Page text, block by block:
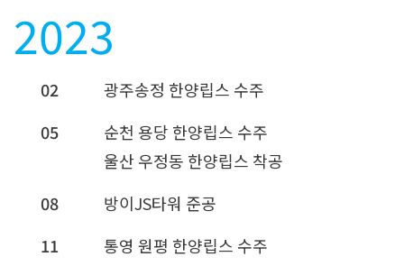
2023
02
광주송정 한양립스 수주
05
순천 용당 한양립스 수주
울산 우정동 한양립스 착공
08
방이JS타워 준공
11
통영 원평 한양립스 수주